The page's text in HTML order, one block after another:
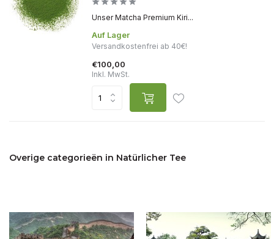
Unser Matcha Premium Kiri...
Auf Lager
Versandkostenfrei ab 40€!
€100,00
Inkl. MwSt.
Overige categorieën in Natürlicher Tee